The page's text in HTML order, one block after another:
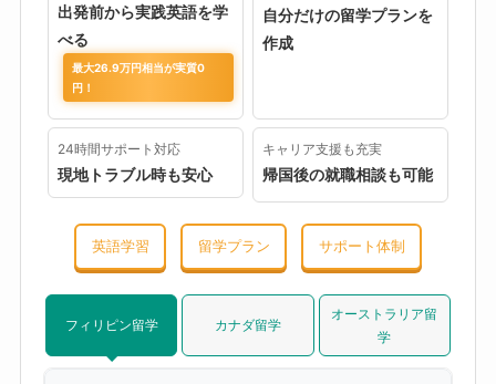
出発前から実践英語を学
べる
最大26.9万円相当が実質0
円！
自分だけの留学プランを
作成
24時間サポート対応
現地トラブル時も安心
キャリア支援も充実
帰国後の就職相談も可能
英語学習 留学プラン サポート体制
フィリピン留学 カナダ留学
オーストラリア留
学